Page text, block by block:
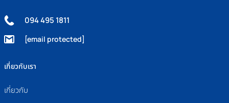
094 495 1811
[email protected]
เกี่ยวกับเรา
เกี่ยวกับ